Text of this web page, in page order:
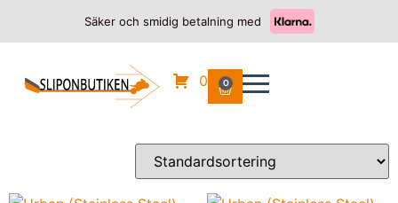
Säker och smidig betalning med
0 0
HONDA/SH 150/ 2012
2012